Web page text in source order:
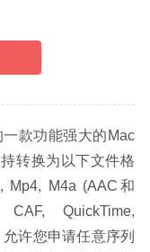
款功能强大的Mac
转换为以下文件格
Mp4, M4a (AAC和
QuickTime,
许您申请任意序列